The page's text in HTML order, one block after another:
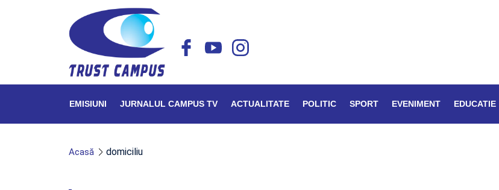
EMISIUNI JURNALUL CAMPUS TV ACTUALITATE POLITIC SPORT EVENIMENT EDUCATIE
Acasă domiciliu